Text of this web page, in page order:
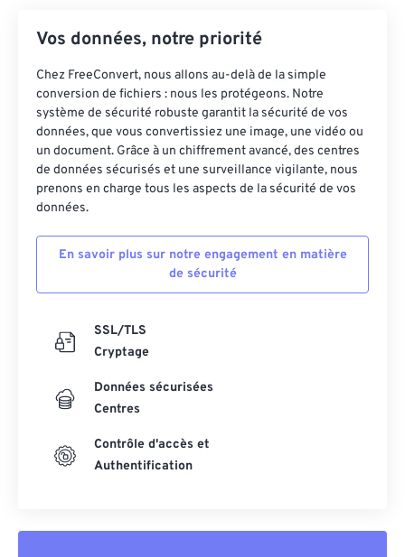
Vos données, notre priorité
Chez FreeConvert, nous allons au-delà de la simple
conversion de fichiers : nous les protégeons. Notre
système de sécurité robuste garantit la sécurité de vos
données, que vous convertissiez une image, une vidéo ou
un document. Grâce à un chiffrement avancé, des centres
de données sécurisés et une surveillance vigilante, nous
prenons en charge tous les aspects de la sécurité de vos
données.
En savoir plus sur notre engagement en matière
de sécurité
SSL/TLS
Cryptage
Données sécurisées
Centres
Contrôle d'accès et
Authentification